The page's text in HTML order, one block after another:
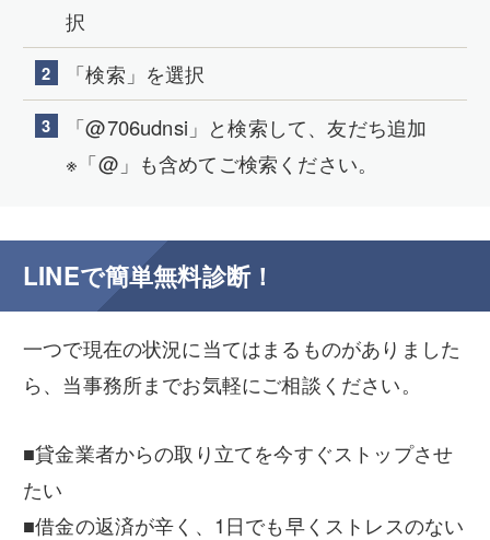
択
「検索」を選択
「@706udnsi」と検索して、友だち追加
※「@」も含めてご検索ください。
LINEで簡単無料診断！
一つで現在の状況に当てはまるものがありました
ら、当事務所までお気軽にご相談ください。
■貸金業者からの取り立てを今すぐストップさせ
たい
■借金の返済が辛く、1日でも早くストレスのない